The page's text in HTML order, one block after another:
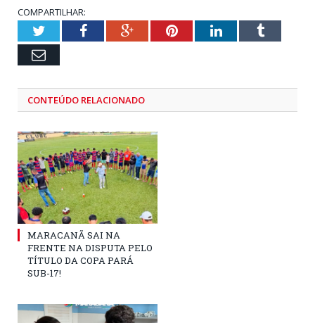
COMPARTILHAR:
TwitterFacebookGoogle+PinterestLinkedInTumblr
Email
CONTEÚDO RELACIONADO
MARACANÃ SAI NA
FRENTE NA DISPUTA PELO
TÍTULO DA COPA PARÁ
SUB-17!